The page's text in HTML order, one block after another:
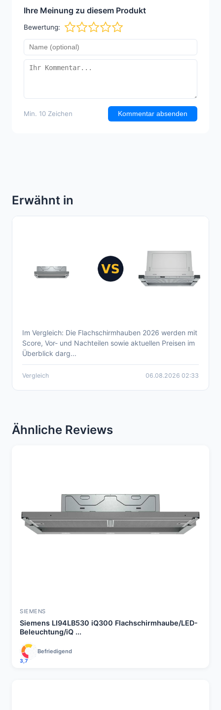
Ihre Meinung zu diesem Produkt
Bewertung:
Min. 10 Zeichen Kommentar absenden
Erwähnt in
Aktueller Flachschirmhaube Vergleich 2026
Im Vergleich: Die Flachschirmhauben 2026 werden mit
Score, Vor- und Nachteilen sowie aktuellen Preisen im
Überblick darg...
Vergleich 06.08.2026 02:33
Ähnliche Reviews
SIEMENS
Siemens LI94LB530 iQ300 Flachschirmhaube/LED-
Beleuchtung/iQ ...
3,7
Befriedigend